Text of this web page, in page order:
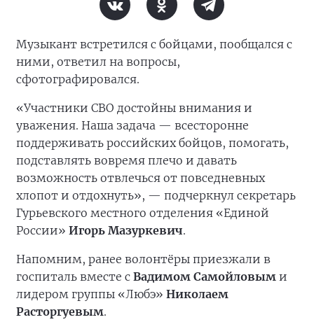
Музыкант встретился с бойцами, пообщался с
ними, ответил на вопросы,
сфотографировался.
«Участники СВО достойны внимания и
уважения. Наша задача — всесторонне
поддерживать российских бойцов, помогать,
подставлять вовремя плечо и давать
возможность отвлечься от повседневных
хлопот и отдохнуть», — подчеркнул секретарь
Гурьевского местного отделения «Единой
России» Игорь Мазуркевич.
Напомним, ранее волонтёры приезжали в
госпиталь вместе с Вадимом Самойловым и
лидером группы «Любэ» Николаем
Расторгуевым.